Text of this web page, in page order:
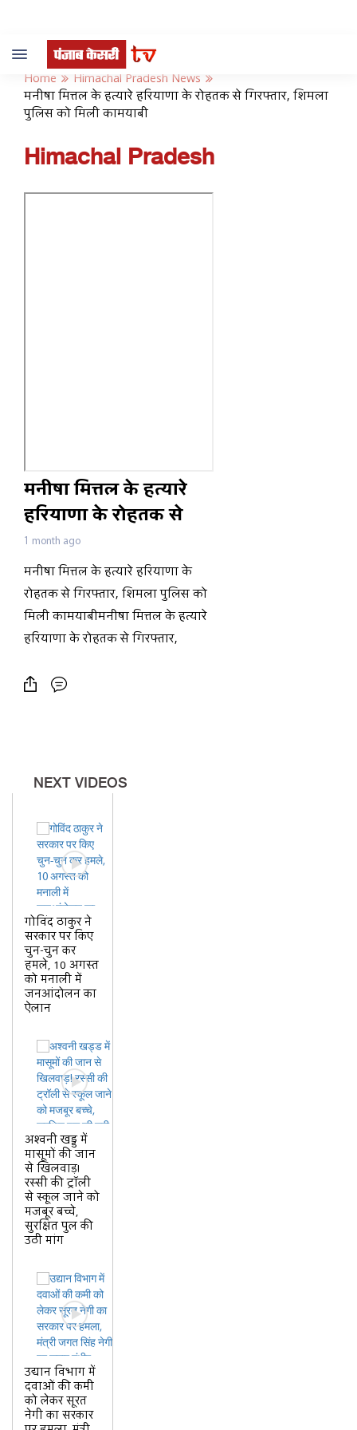
Toggle
navigation
Home
Himachal Pradesh News
मनीषा मित्तल के हत्यारे हरियाणा के रोहतक से गिरफ्तार, शिमला
पुलिस को मिली कामयाबी
Himachal Pradesh
मनीषा मित्तल के हत्यारे
हरियाणा के रोहतक से
गिरफ्तार, शिमला पुलिस
को मिली कामयाबी
1 month ago
मनीषा मित्तल के हत्यारे हरियाणा के
रोहतक से गिरफ्तार, शिमला पुलिस को
मिली कामयाबीमनीषा मित्तल के हत्यारे
हरियाणा के रोहतक से गिरफ्तार,
कामयाबीमनीषा मित्तल के हत्यारे
हरियाणा के रोहतक से गिरफ्तार,
शिमला पुलिस को मिली कामयाबी
NEXT VIDEOS
गोविंद ठाकुर ने
सरकार पर किए
चुन-चुन कर
हमले, 10 अगस्त
को मनाली में
जनआंदोलन का
ऐलान
अश्वनी खड्ड में
मासूमों की जान
से खिलवाड़!
रस्सी की ट्रॉली
से स्कूल जाने को
मजबूर बच्चे,
सुरक्षित पुल की
उठी मांग
उद्यान विभाग में
दवाओं की कमी
को लेकर सूरत
नेगी का सरकार